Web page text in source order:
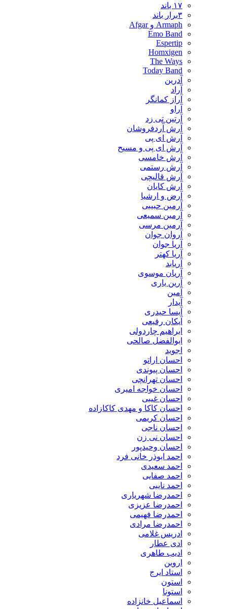
۱۷ باند
۳برار باند
Armaph و Afgar
Emo Band
Espertip
Homxigen
The Ways
Today Band
آدرین
آراد
آراز کمانگر
آراو
آرتین تی زد
آرش آردفروشان
آرش ای پی
آرش ای پی و مسیح
آرش خامسی
آرش رستمی
آرش قالیچی
آرش کایان
​آرض و ارشیا
آرمین حبیبی
آرمین سمیعی
آرمین مرسی
آروان جوان
آریا جوان
آریا کهتر
آریابد
آریان موسوی
آرین یاری
آمین
آیدار
آیسا حیدری
آیکان رفیعی
ابراهیم چاردولی
ابوالفضل صالحی
اجوید
احسان اراتو
احسان پیوندی
احسان تهرانچی
احسان خواجه امیری
احسان غیبی
احسان کاکا و مهدی کاکازاده
احسان کریمی
احسان ناجی
احسان نی زن
احسان وحیدپور
احمد ابوذر خانی فرد
احمد سعیدی
احمد صفایی
احمد نایبی
احمدرضا شهریاری
احمدرضا عزیزی
احمدرضا فهیمی
احمدرضا مرادی
ادریس غلامی
ادی عطار
ادیب طاهری
اروین
استاد ایرج
استون
استونا
اسماعیل خانزاده